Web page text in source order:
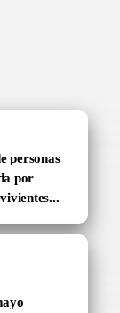
personas
por